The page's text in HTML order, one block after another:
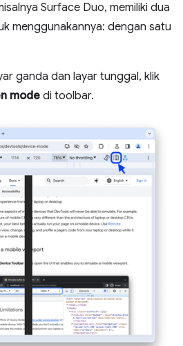
Surface Duo, memiliki dua
menggunakannya: dengan satu
ganda dan layar tunggal, klik
mode di toolbar.